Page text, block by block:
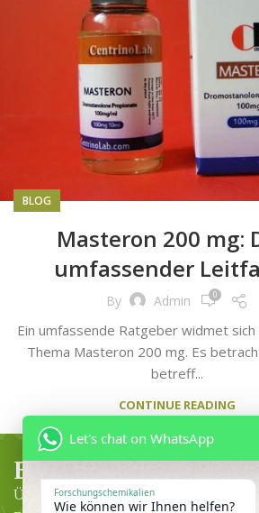
BLOG
Masteron 200 mg:
umfassender
By Admin 0
Ein umfassende Ratgeber widmet
Thema Masteron 200 mg. Es
betreff...
CONTINUE READING
Erfahrung
Über 30 Jahre klinische Praxis in der
Let's chat on WhatsApp
Forschungschemikalien
Wie können wir Ihnen helfen?